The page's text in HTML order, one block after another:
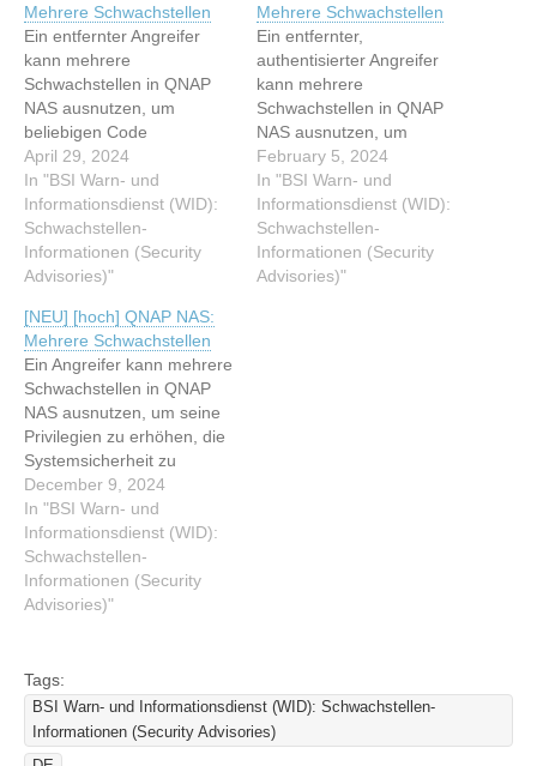
Mehrere Schwachstellen
Ein entfernter Angreifer
kann mehrere
Schwachstellen in QNAP
NAS ausnutzen, um
beliebigen Code
auszuführen,
Sicherheitsmaßnahmen zu
umgehen oder vertrauliche
Informationen
offenzulegen. Dieser Artikel
wurde indexiert von BSI
Informationsdienst (WID):
Schwachstellen-
Informationen (Security
Advisories) Lesen Sie den
originalen Artikel: [NEU]
[hoch] QNAP NAS:
Mehrere Schwachstellen
April 29, 2024
In "BSI Warn- und
Informationsdienst (WID):
Schwachstellen-
Informationen (Security
Advisories)"
Mehrere Schwachstellen
Ein entfernter,
authentisierter Angreifer
kann mehrere
Schwachstellen in QNAP
NAS ausnutzen, um
beliebigen Programmcode
mit Administratorrechten
auszuführen, beliebigen
Programmcode
auszuführen,
Informationen
February 5, 2024
In "BSI Warn- und
Informationsdienst (WID):
Schwachstellen-
Informationen (Security
Advisories)"
[NEU] [hoch] QNAP NAS:
Mehrere Schwachstellen
Ein Angreifer kann mehrere
Schwachstellen in QNAP
NAS ausnutzen, um seine
Privilegien zu erhöhen, die
Systemsicherheit zu
gefährden, beliebige
Befehle auszuführen oder
Anwendungsdaten zu
verändern. Dieser Artikel
wurde indexiert von BSI
Warn- und
Informationen (Security
Advisories) Lesen Sie den
originalen Artikel: [NEU]
[hoch] QNAP NAS:
December 9, 2024
In "BSI Warn- und
Informationsdienst (WID):
Schwachstellen-
Informationen (Security
Advisories)"
Tags:
BSI Warn- und Informationsdienst (WID): Schwachstellen-
Informationen (Security Advisories)